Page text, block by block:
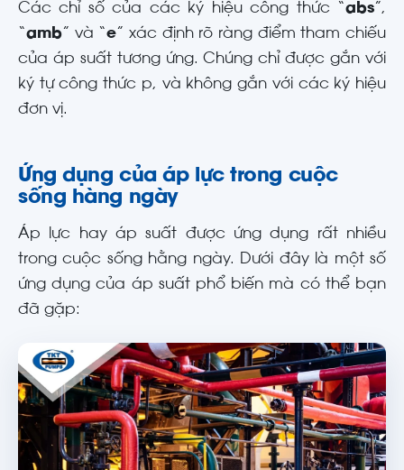
Các chỉ số của các ký hiệu công thức “abs”,
“amb” và “e” xác định rõ ràng điểm tham chiếu
của áp suất tương ứng. Chúng chỉ được gắn với
ký tự công thức p, và không gắn với các ký hiệu
đơn vị.
Ứng dụng của áp lực trong cuộc
sống hàng ngày
Áp lực hay áp suất được ứng dụng rất nhiều
trong cuộc sống hằng ngày. Dưới đây là một số
ứng dụng của áp suất phổ biến mà có thể bạn
đã gặp: